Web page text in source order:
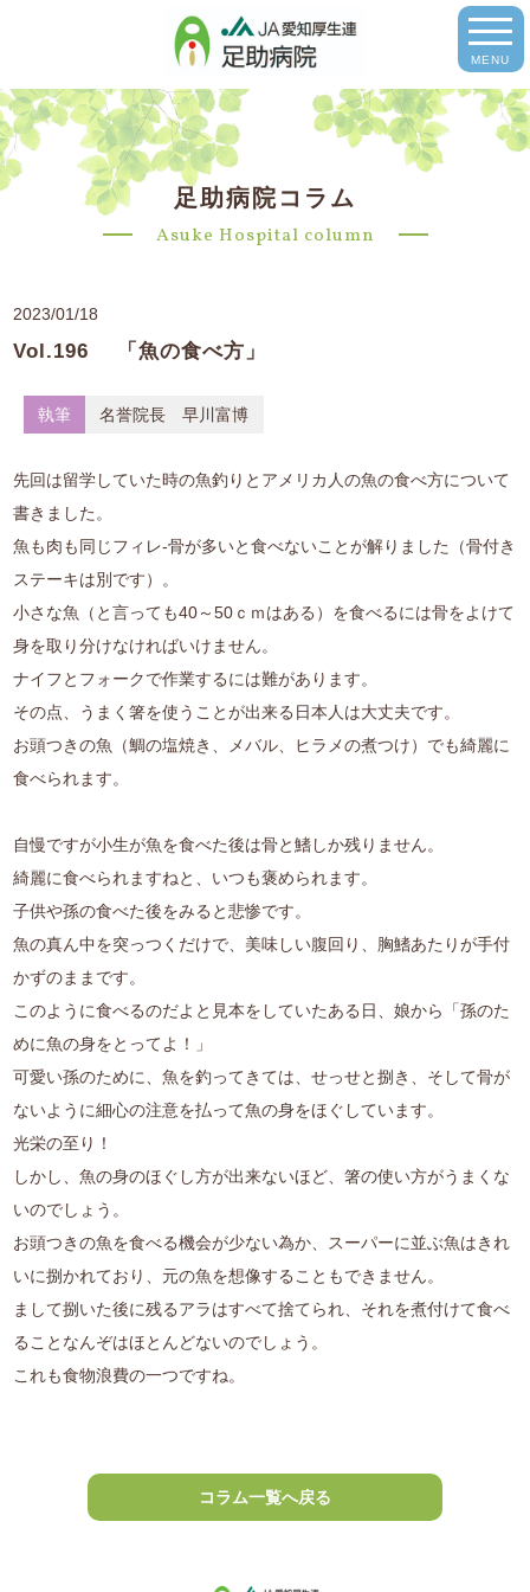
MENU
足助病院コラム
Asuke Hospital column
2023/01/18
Vol.196 「魚の食べ方」
執筆 名誉院長 早川富博
先回は留学していた時の魚釣りとアメリカ人の魚の食べ方について
書きました。
魚も肉も同じフィレ-骨が多いと食べないことが解りました（骨付き
ステーキは別です）。
小さな魚（と言っても40～50ｃｍはある）を食べるには骨をよけて
身を取り分けなければいけません。
ナイフとフォークで作業するには難があります。
その点、うまく箸を使うことが出来る日本人は大丈夫です。
お頭つきの魚（鯛の塩焼き、メバル、ヒラメの煮つけ）でも綺麗に
食べられます。
自慢ですが小生が魚を食べた後は骨と鰭しか残りません。
綺麗に食べられますねと、いつも褒められます。
子供や孫の食べた後をみると悲惨です。
魚の真ん中を突っつくだけで、美味しい腹回り、胸鰭あたりが手付
かずのままです。
このように食べるのだよと見本をしていたある日、娘から「孫のた
めに魚の身をとってよ！」
可愛い孫のために、魚を釣ってきては、せっせと捌き、そして骨が
ないように細心の注意を払って魚の身をほぐしています。
光栄の至り！
しかし、魚の身のほぐし方が出来ないほど、箸の使い方がうまくな
いのでしょう。
お頭つきの魚を食べる機会が少ない為か、スーパーに並ぶ魚はきれ
いに捌かれており、元の魚を想像することもできません。
まして捌いた後に残るアラはすべて捨てられ、それを煮付けて食べ
ることなんぞはほとんどないのでしょう。
これも食物浪費の一つですね。
コラム一覧へ戻る